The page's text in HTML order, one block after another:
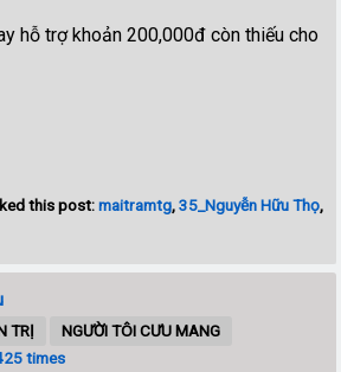
hỗ trợ khoản 200,000đ còn thiếu cho
this post:maitramtg,35_Nguyễn Hữu Thọ,
TRỊ
NGƯỜI TÔI CƯU MANG
times